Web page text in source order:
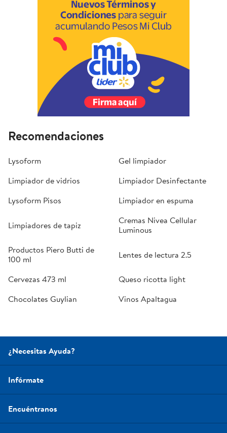
Recomendaciones
Lysoform
Gel limpiador
Limpiador de vidrios
Limpiador Desinfectante
Lysoform Pisos
Limpiador en espuma
Limpiadores de tapiz
Cremas Nivea Cellular
Luminous
Productos Piero Butti de
100 ml
Lentes de lectura 2.5
Cervezas 473 ml
Queso ricotta light
Chocolates Guylian
Vinos Apaltagua
¿Necesitas Ayuda?
Infórmate
Encuéntranos